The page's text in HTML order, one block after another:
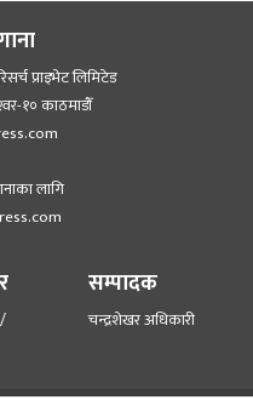
प्राइभेट लिमिटेड
१० काठमाडौँ
लागि
सम्पादक
चन्द्रशेखर अधिकारी